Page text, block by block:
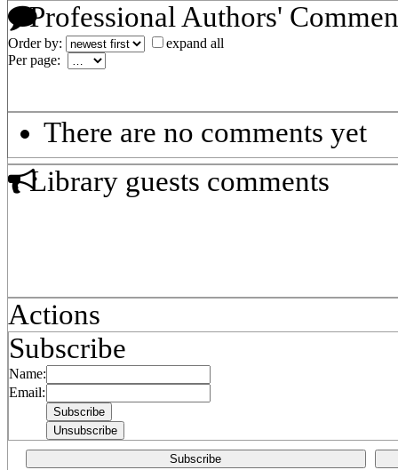
Professional Authors'
Order by:
expand all
Per page:
There are no comments yet
Library guests comments
Actions
Subscribe
Name:
Email:
Subscribe